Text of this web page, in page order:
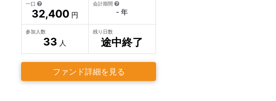
一口
32,400円
会計期間
- 年
参加人数
33 人
残り日数
途中終了
ファンド詳細を見る